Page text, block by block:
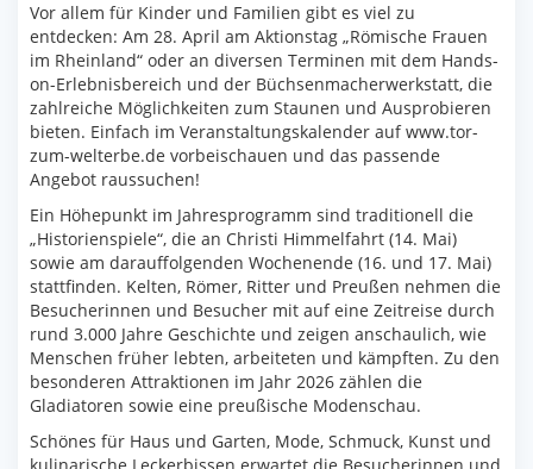
Vor allem für Kinder und Familien gibt es viel zu
entdecken: Am 28. April am Aktionstag „Römische Frauen
im Rheinland“ oder an diversen Terminen mit dem Hands-
on-Erlebnisbereich und der Büchsenmacherwerkstatt, die
zahlreiche Möglichkeiten zum Staunen und Ausprobieren
bieten. Einfach im Veranstaltungskalender auf www.tor-
zum-welterbe.de vorbeischauen und das passende
Angebot raussuchen!
Ein Höhepunkt im Jahresprogramm sind traditionell die
„Historienspiele“, die an Christi Himmelfahrt (14. Mai)
sowie am darauffolgenden Wochenende (16. und 17. Mai)
stattfinden. Kelten, Römer, Ritter und Preußen nehmen die
Besucherinnen und Besucher mit auf eine Zeitreise durch
rund 3.000 Jahre Geschichte und zeigen anschaulich, wie
Menschen früher lebten, arbeiteten und kämpften. Zu den
besonderen Attraktionen im Jahr 2026 zählen die
Gladiatoren sowie eine preußische Modenschau.
Schönes für Haus und Garten, Mode, Schmuck, Kunst und